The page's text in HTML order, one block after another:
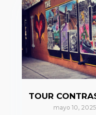
TOUR
mayo 10, 2025